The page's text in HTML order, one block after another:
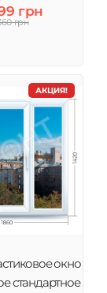
грн
грн
АКЦИЯ!
окно
стандартное